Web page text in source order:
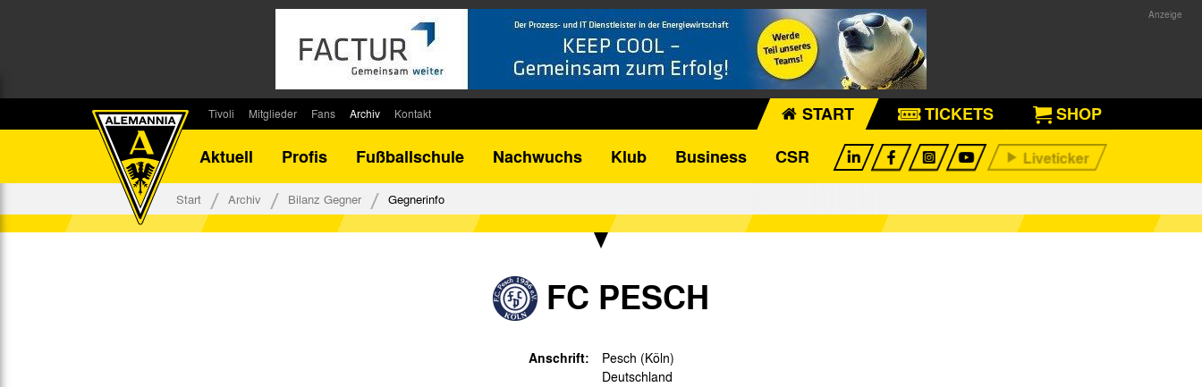
Tivoli
Stadionsprecher
Mitglieder
Kontakt
Fans
Fanbeirat
Fan-Klubs
Archiv
Bilanz DFB-Pokal
Kontakt START TICKETS
SHOP
Aktuell
Profis Fußballschule Nachwuchs Klub Business CSR
Start Archiv Bilanz Gegner Gegnerinfo
FC PESCH
Anschrift:
Pesch (Köln)
Deutschland